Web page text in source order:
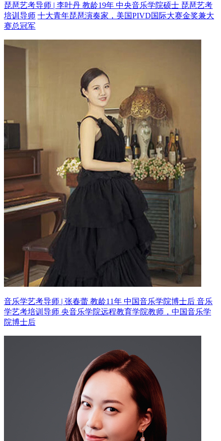
琵琶艺考导师 | 李叶丹 教龄19年 中央音乐学院硕士 琵琶艺考
培训导师 十大青年琵琶演奏家，美国PIVD国际大赛金奖兼大
赛总冠军
音乐学艺考导师 | 张春蕾 教龄11年 中国音乐学院博士后 音乐
学艺考培训导师 央音乐学院远程教育学院教师，中国音乐学
院博士后